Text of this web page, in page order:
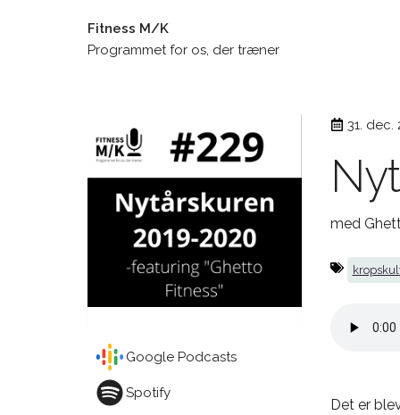
Fitness M/K
Programmet for os, der træner
Google Podcasts
Spotify
31. dec.
med
Det er